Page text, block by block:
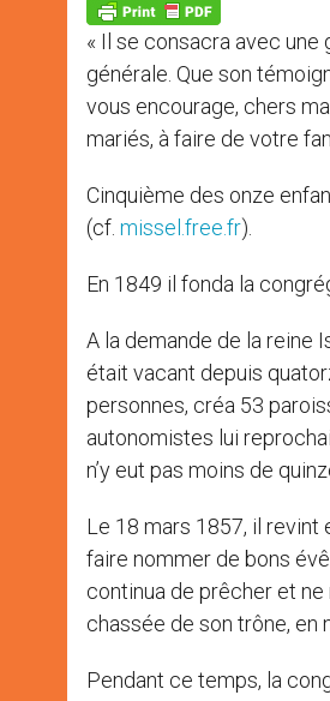
p
p
g
e
r
k
« Il se consacra avec une
générale. Que son
vous encourage, chers
mariés, à faire de votre
Cinquième des onze
(cf. missel.free.fr).
En 1849 il fonda la
A la demande de la reine
était vacant depuis
personnes, créa 53
autonomistes lui
n’y eut pas moins de
Le 18 mars 1857, il revint
faire nommer de bons
continua de prêcher et ne
chassée de son trône, en
Pendant ce temps, la